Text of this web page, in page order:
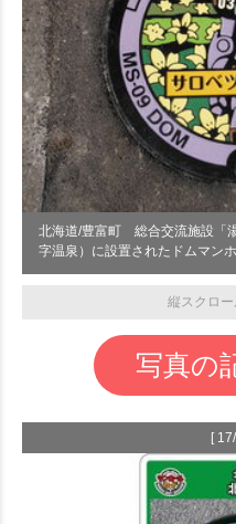
北海道/豊富町 総合交流施設「
字温泉）に設置されたドムマン
縦スクロ
写真の
[